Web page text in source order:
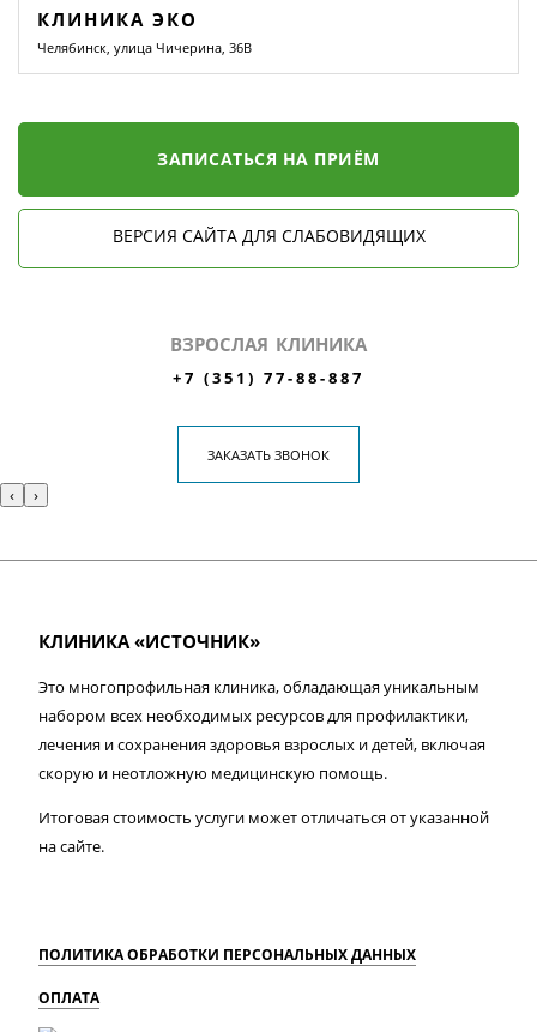
КЛИНИКА ЭКО
Челябинск, улица Чичерина, 36В
ЗАПИСАТЬСЯ НА ПРИЁМ
ВЕРСИЯ САЙТА ДЛЯ СЛАБОВИДЯЩИХ
ВЗРОСЛАЯ КЛИНИКА
+7 (351) 77-88-887
ЗАКАЗАТЬ ЗВОНОК
‹ ›
КЛИНИКА «ИСТОЧНИК»
Это многопрофильная клиника, обладающая уникальным
набором всех необходимых ресурсов для профилактики,
лечения и сохранения здоровья взрослых и детей, включая
скорую и неотложную медицинскую помощь.
Итоговая стоимость услуги может отличаться от указанной
на сайте.
ПОЛИТИКА ОБРАБОТКИ ПЕРСОНАЛЬНЫХ ДАННЫХ
ОПЛАТА